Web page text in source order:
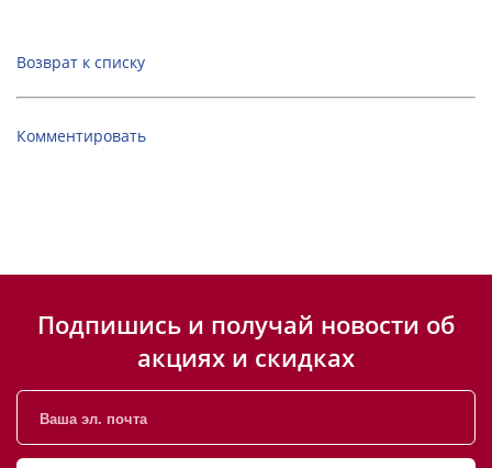
Возврат к списку
Комментировать
Подпишись и получай новости об
акциях и скидках